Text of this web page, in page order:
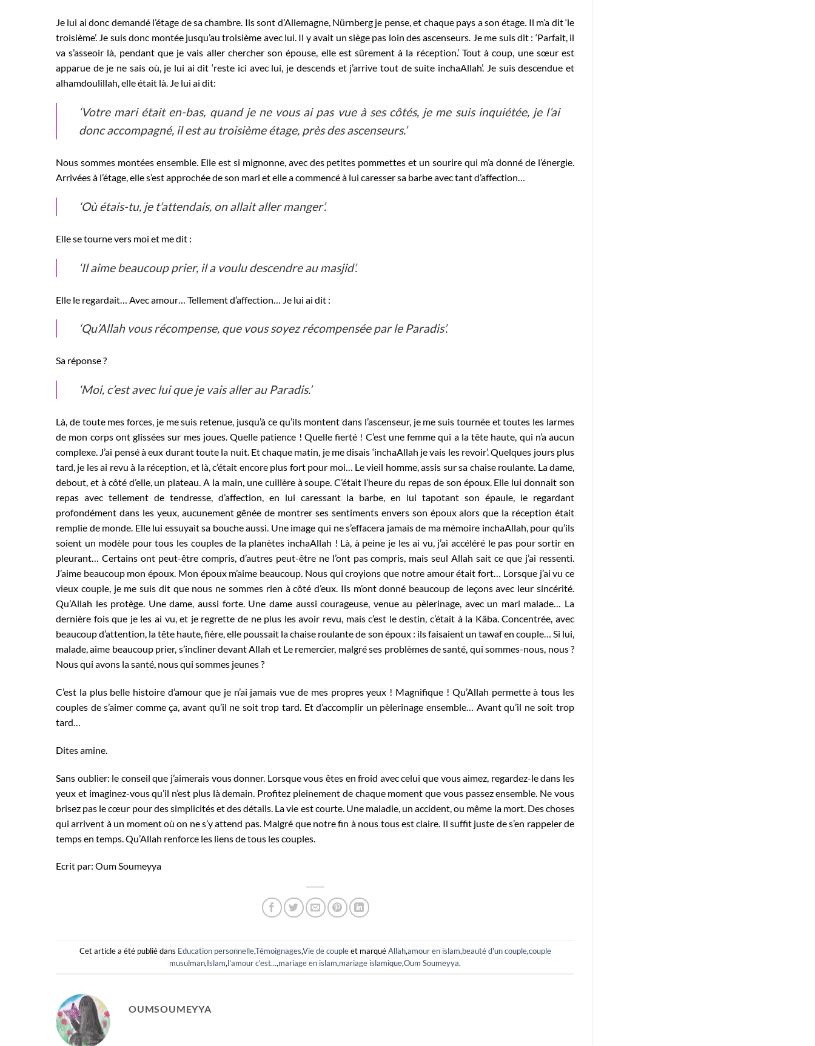
Je lui ai donc demandé l’étage de sa chambre. Ils sont d’Allemagne, Nürnberg je pense, et chaque pays a son étage. Il m’a dit ‘le
troisième’. Je suis donc montée jusqu’au troisième avec lui. Il y avait un siège pas loin des ascenseurs. Je me suis dit : ‘Parfait, il
va s’asseoir là, pendant que je vais aller chercher son épouse, elle est sûrement à la réception.’ Tout à coup, une sœur est
apparue de je ne sais où, je lui ai dit ‘reste ici avec lui, je descends et j’arrive tout de suite inchaAllah’. Je suis descendue et
alhamdoulillah, elle était là. Je lui ai dit:
‘Votre mari était en-bas, quand je ne vous ai pas vue à ses côtés, je me suis inquiétée, je l’ai
donc accompagné, il est au troisième étage, près des ascenseurs.’
Nous sommes montées ensemble. Elle est si mignonne, avec des petites pommettes et un sourire qui m’a donné de l’énergie.
Arrivées à l’étage, elle s’est approchée de son mari et elle a commencé à lui caresser sa barbe avec tant d’affection…
‘Où étais-tu, je t’attendais, on allait aller manger’.
Elle se tourne vers moi et me dit :
‘Il aime beaucoup prier, il a voulu descendre au masjid’.
Elle le regardait… Avec amour… Tellement d’affection… Je lui ai dit :
‘Qu’Allah vous récompense, que vous soyez récompensée par le Paradis’.
Sa réponse ?
‘Moi, c’est avec lui que je vais aller au Paradis.’
Là, de toute mes forces, je me suis retenue, jusqu’à ce qu’ils montent dans l’ascenseur, je me suis tournée et toutes les larmes
de mon corps ont glissées sur mes joues. Quelle patience ! Quelle fierté ! C’est une femme qui a la tête haute, qui n’a aucun
complexe. J’ai pensé à eux durant toute la nuit. Et chaque matin, je me disais ‘inchaAllah je vais les revoir’. Quelques jours plus
tard, je les ai revu à la réception, et là, c’était encore plus fort pour moi… Le vieil homme, assis sur sa chaise roulante. La dame,
debout, et à côté d’elle, un plateau. A la main, une cuillère à soupe. C’était l’heure du repas de son époux. Elle lui donnait son
repas avec tellement de tendresse, d’affection, en lui caressant la barbe, en lui tapotant son épaule, le regardant
profondément dans les yeux, aucunement gênée de montrer ses sentiments envers son époux alors que la réception était
remplie de monde. Elle lui essuyait sa bouche aussi. Une image qui ne s’effacera jamais de ma mémoire inchaAllah, pour qu’ils
soient un modèle pour tous les couples de la planètes inchaAllah ! Là, à peine je les ai vu, j’ai accéléré le pas pour sortir en
pleurant… Certains ont peut-être compris, d’autres peut-être ne l’ont pas compris, mais seul Allah sait ce que j’ai ressenti.
J’aime beaucoup mon époux. Mon époux m’aime beaucoup. Nous qui croyions que notre amour était fort… Lorsque j’ai vu ce
vieux couple, je me suis dit que nous ne sommes rien à côté d’eux. Ils m’ont donné beaucoup de leçons avec leur sincérité.
Qu’Allah les protège. Une dame, aussi forte. Une dame aussi courageuse, venue au pèlerinage, avec un mari malade… La
dernière fois que je les ai vu, et je regrette de ne plus les avoir revu, mais c’est le destin, c’était à la Kâba. Concentrée, avec
beaucoup d’attention, la tête haute, fière, elle poussait la chaise roulante de son époux : ils faisaient un tawaf en couple… Si lui,
malade, aime beaucoup prier, s’incliner devant Allah et Le remercier, malgré ses problèmes de santé, qui sommes-nous, nous ?
Nous qui avons la santé, nous qui sommes jeunes ?
C’est la plus belle histoire d’amour que je n’ai jamais vue de mes propres yeux ! Magnifique ! Qu’Allah permette à tous les
couples de s’aimer comme ça, avant qu’il ne soit trop tard. Et d’accomplir un pèlerinage ensemble… Avant qu’il ne soit trop
tard…
Dites amine.
Sans oublier: le conseil que j’aimerais vous donner. Lorsque vous êtes en froid avec celui que vous aimez, regardez-le dans les
yeux et imaginez-vous qu’il n’est plus là demain. Profitez pleinement de chaque moment que vous passez ensemble. Ne vous
brisez pas le cœur pour des simplicités et des détails. La vie est courte. Une maladie, un accident, ou même la mort. Des choses
qui arrivent à un moment où on ne s’y attend pas. Malgré que notre fin à nous tous est claire. Il suffit juste de s’en rappeler de
temps en temps. Qu’Allah renforce les liens de tous les couples.
Ecrit par: Oum Soumeyya
Cet article a été publié dans Education personnelle,Témoignages,Vie de coupleet marquéAllah,amour en islam,beauté d'un couple,couple
musulman,Islam,l'amour c'est...,mariage en islam,mariage islamique,Oum Soumeyya.
OUMSOUMEYYA